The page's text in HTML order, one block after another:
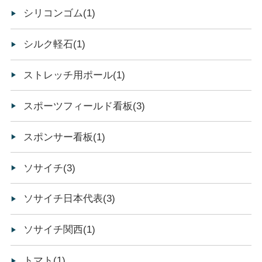
シリコンゴム(1)
シルク軽石(1)
ストレッチ用ポール(1)
スポーツフィールド看板(3)
スポンサー看板(1)
ソサイチ(3)
ソサイチ日本代表(3)
ソサイチ関西(1)